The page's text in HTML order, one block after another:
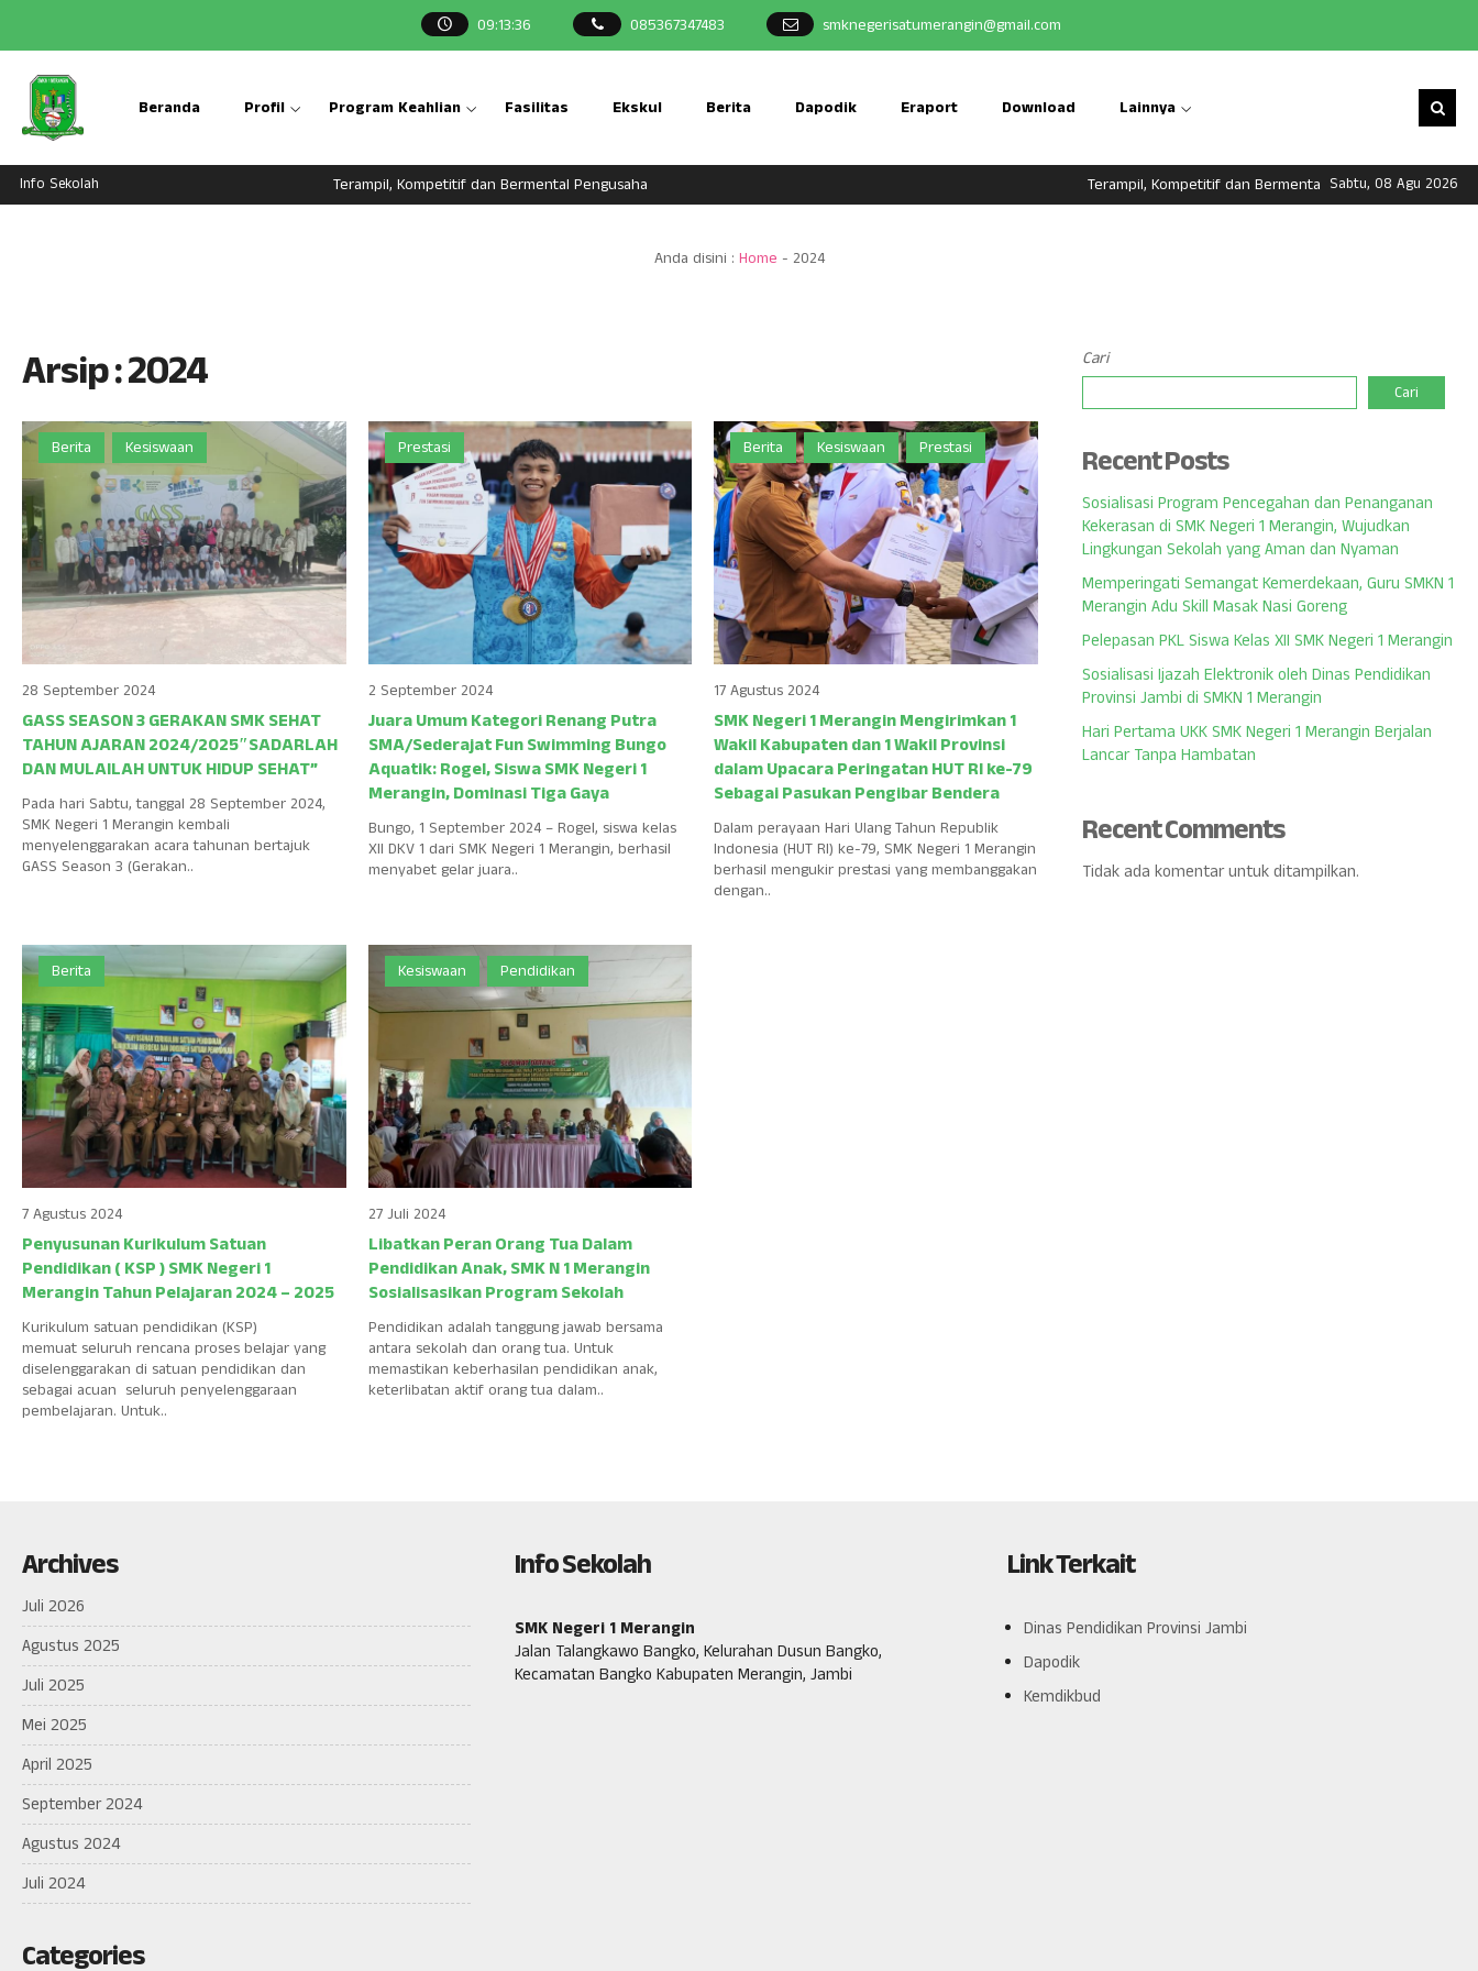
09:13:37 085367347483 smknegerisatumerangin@gmail.com
Beranda Profil Program Keahlian Fasilitas Ekskul Berita Dapodik Eraport Download Lainnya
Info Sekolah Sabtu, 08 Agu 2026
Terampil, Kompetitif dan Bermental Pengusaha
Terampil, Kompetitif dan Bermental Pengusaha
Anda disini : Home - 2024
Arsip : 2024
Berita Kesiswaan
28 September 2024
GASS SEASON 3 GERAKAN SMK SEHAT
TAHUN AJARAN 2024/2025″SADARLAH
DAN MULAILAH UNTUK HIDUP SEHAT”
Pada hari Sabtu, tanggal 28 September 2024,
SMK Negeri 1 Merangin kembali
menyelenggarakan acara tahunan bertajuk
GASS Season 3 (Gerakan..
Prestasi
2 September 2024
Juara Umum Kategori Renang Putra
SMA/Sederajat Fun Swimming Bungo
Aquatik: Rogel, Siswa SMK Negeri 1
Merangin, Dominasi Tiga Gaya
Bungo, 1 September 2024 – Rogel, siswa kelas
XII DKV 1 dari SMK Negeri 1 Merangin, berhasil
menyabet gelar juara..
Berita Kesiswaan Prestasi
17 Agustus 2024
SMK Negeri 1 Merangin Mengirimkan 1
Wakil Kabupaten dan 1 Wakil Provinsi
dalam Upacara Peringatan HUT RI ke-79
Sebagai Pasukan Pengibar Bendera
Dalam perayaan Hari Ulang Tahun Republik
Indonesia (HUT RI) ke-79, SMK Negeri 1 Merangin
berhasil mengukir prestasi yang membanggakan
dengan..
Berita
7 Agustus 2024
Penyusunan Kurikulum Satuan
Pendidikan ( KSP ) SMK Negeri 1
Merangin Tahun Pelajaran 2024 – 2025
Kurikulum satuan pendidikan (KSP)
memuat seluruh rencana proses belajar yang
diselenggarakan di satuan pendidikan dan
sebagai acuan seluruh penyelenggaraan
pembelajaran. Untuk..
Kesiswaan Pendidikan
27 Juli 2024
Libatkan Peran Orang Tua Dalam
Pendidikan Anak, SMK N 1 Merangin
Sosialisasikan Program Sekolah
Pendidikan adalah tanggung jawab bersama
antara sekolah dan orang tua. Untuk
memastikan keberhasilan pendidikan anak,
keterlibatan aktif orang tua dalam..
Cari
Cari
Recent Posts
Sosialisasi Program Pencegahan dan Penanganan
Kekerasan di SMK Negeri 1 Merangin, Wujudkan
Lingkungan Sekolah yang Aman dan Nyaman
Memperingati Semangat Kemerdekaan, Guru SMKN 1
Merangin Adu Skill Masak Nasi Goreng
Pelepasan PKL Siswa Kelas XII SMK Negeri 1 Merangin
Sosialisasi Ijazah Elektronik oleh Dinas Pendidikan
Provinsi Jambi di SMKN 1 Merangin
Hari Pertama UKK SMK Negeri 1 Merangin Berjalan
Lancar Tanpa Hambatan
Recent Comments
Tidak ada komentar untuk ditampilkan.
Archives
Juli 2026
Agustus 2025
Juli 2025
Mei 2025
April 2025
September 2024
Agustus 2024
Juli 2024
Categories
Info Sekolah
SMK Negeri 1 Merangin
Jalan Talangkawo Bangko, Kelurahan Dusun Bangko,
Kecamatan Bangko Kabupaten Merangin, Jambi
Link Terkait
Dinas Pendidikan Provinsi Jambi
Dapodik
Kemdikbud